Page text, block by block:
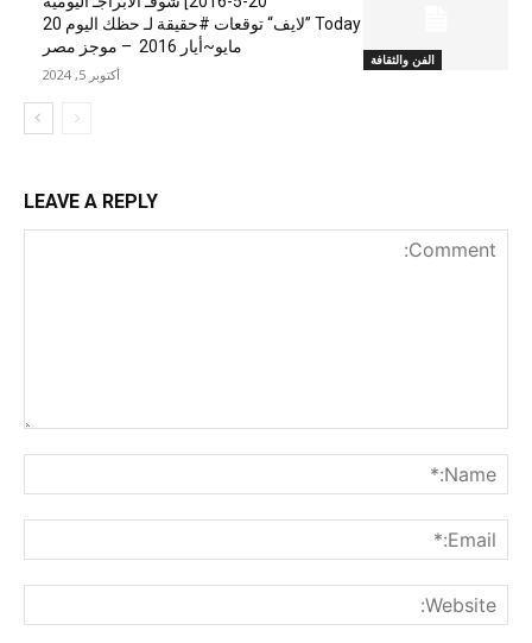
الفن والثقافة
Today ”لايف“ توقعات #حقيقة لـ حظك اليوم 20
مايو~أيار 2016 – موجز مصر
أكتوبر 5, 2024
LEAVE A REPLY